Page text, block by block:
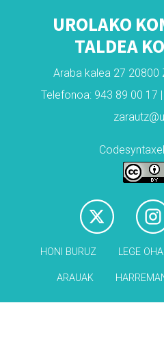
UROLAKO
TALDEA
Araba kalea 27 20800
Telefonoa: 943 89 00 17
HONI BURUZ LEGE
ARAUAK